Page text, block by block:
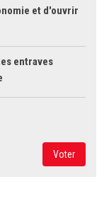
et d'ouvrir
entraves
Voter